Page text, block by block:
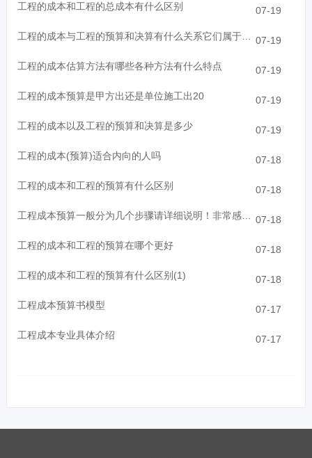
工程的成本和工程的总成本有什么区别 07-19
工程的成本与工程的预算和决算有什么关系它们属于同一个专业 07-19
工程的成本估算方法有哪些各种方法有什么特点 07-19
工程的成本预算是甲方出还是单位施工出20 07-19
工程的成本以及工程的预算和决算是多少 07-19
工程的成本(预算)适合内向的人吗 07-18
工程的成本和工程的预算有什么区别 07-18
工程成本预算一般分为几个步骤请详细说明！非常感谢！ 07-18
工程的成本和工程的预算在哪个更好 07-18
工程的成本和工程的预算有什么区别(1) 07-18
工程成本预算书模型 07-17
工程成本专业具体介绍 07-17